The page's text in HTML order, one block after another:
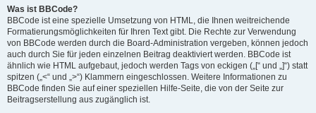
Was ist BBCode?
BBCode ist eine spezielle Umsetzung von HTML, die Ihnen weitreichende
Formatierungsmöglichkeiten für Ihren Text gibt. Die Rechte zur Verwendung
von BBCode werden durch die Board-Administration vergeben, können jedoch
auch durch Sie für jeden einzelnen Beitrag deaktiviert werden. BBCode ist
ähnlich wie HTML aufgebaut, jedoch werden Tags von eckigen („[“ und „]“) statt
spitzen („<“ und „>“) Klammern eingeschlossen. Weitere Informationen zu
BBCode finden Sie auf einer speziellen Hilfe-Seite, die von der Seite zur
Beitragserstellung aus zugänglich ist.